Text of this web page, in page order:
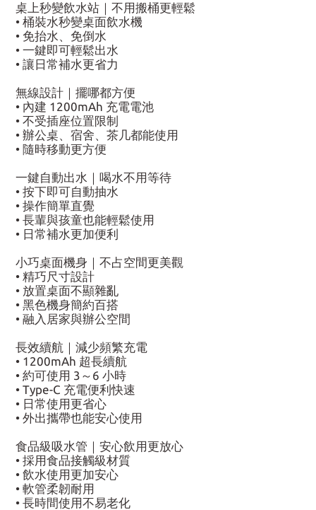
桌上秒變飲水站｜不用搬桶更輕鬆
• 桶裝水秒變桌面飲水機
• 免抬水、免倒水
• 一鍵即可輕鬆出水
• 讓日常補水更省力
無線設計｜擺哪都方便
• 內建 1200mAh 充電電池
• 不受插座位置限制
• 辦公桌、宿舍、茶几都能使用
• 隨時移動更方便
一鍵自動出水｜喝水不用等待
• 按下即可自動抽水
• 操作簡單直覺
• 長輩與孩童也能輕鬆使用
• 日常補水更加便利
小巧桌面機身｜不占空間更美觀
• 精巧尺寸設計
• 放置桌面不顯雜亂
• 黑色機身簡約百搭
• 融入居家與辦公空間
長效續航｜減少頻繁充電
• 1200mAh 超長續航
• 約可使用 3～6 小時
• Type-C 充電便利快速
• 日常使用更省心
• 外出攜帶也能安心使用
食品級吸水管｜安心飲用更放心
• 採用食品接觸級材質
• 飲水使用更加安心
• 軟管柔韌耐用
• 長時間使用不易老化